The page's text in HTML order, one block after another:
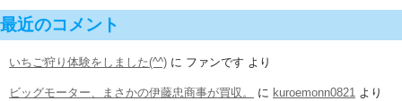
最近のコメント
いちご狩り体験をしました(^^) に ファンです より
ビッグモーター、まさかの伊藤忠商事が買収。 に kuroemonn0821 より